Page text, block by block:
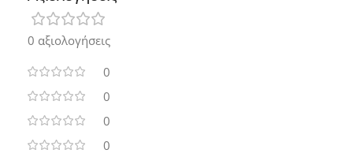
0 αξιολογήσεις
0
0
0
0